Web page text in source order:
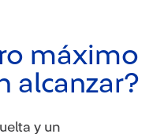
máximo
alcanzar?​
y un